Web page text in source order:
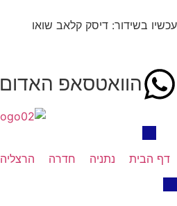
עכשיו בשידור: דיסק קלאב שואו
הוואטסאפ האדום
דף הבית נתניה חדרה הרצליה